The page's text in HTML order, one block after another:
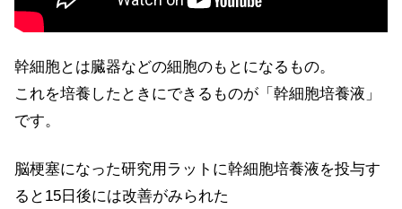
幹細胞とは臓器などの細胞のもとになるもの。
これを培養したときにできるものが「幹細胞培養液」
です。
脳梗塞になった研究用ラットに幹細胞培養液を投与す
ると15日後には改善がみられた